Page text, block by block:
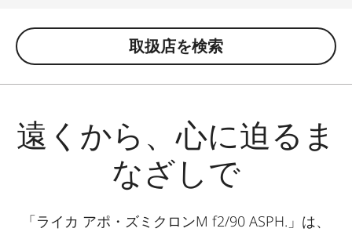
取扱店を検索
遠くから、心に迫るま
なざしで
「ライカ アポ・ズミクロンM f2/90 ASPH.」は、